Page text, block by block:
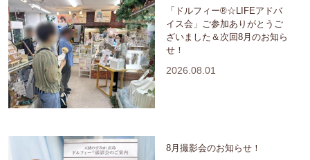
「ドルフィー®☆LIFEアドバ
イス会」ご参加ありがとうご
ざいました＆次回8月のお知ら
せ！
2026.08.01
8月撮影会のお知らせ！